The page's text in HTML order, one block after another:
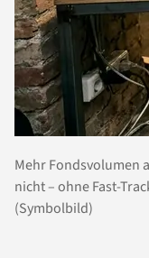
Mehr Fondsvolumen
nicht – ohne Fast-
(Symbolbild)